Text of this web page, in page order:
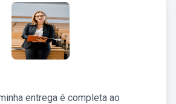
entrega é completa ao